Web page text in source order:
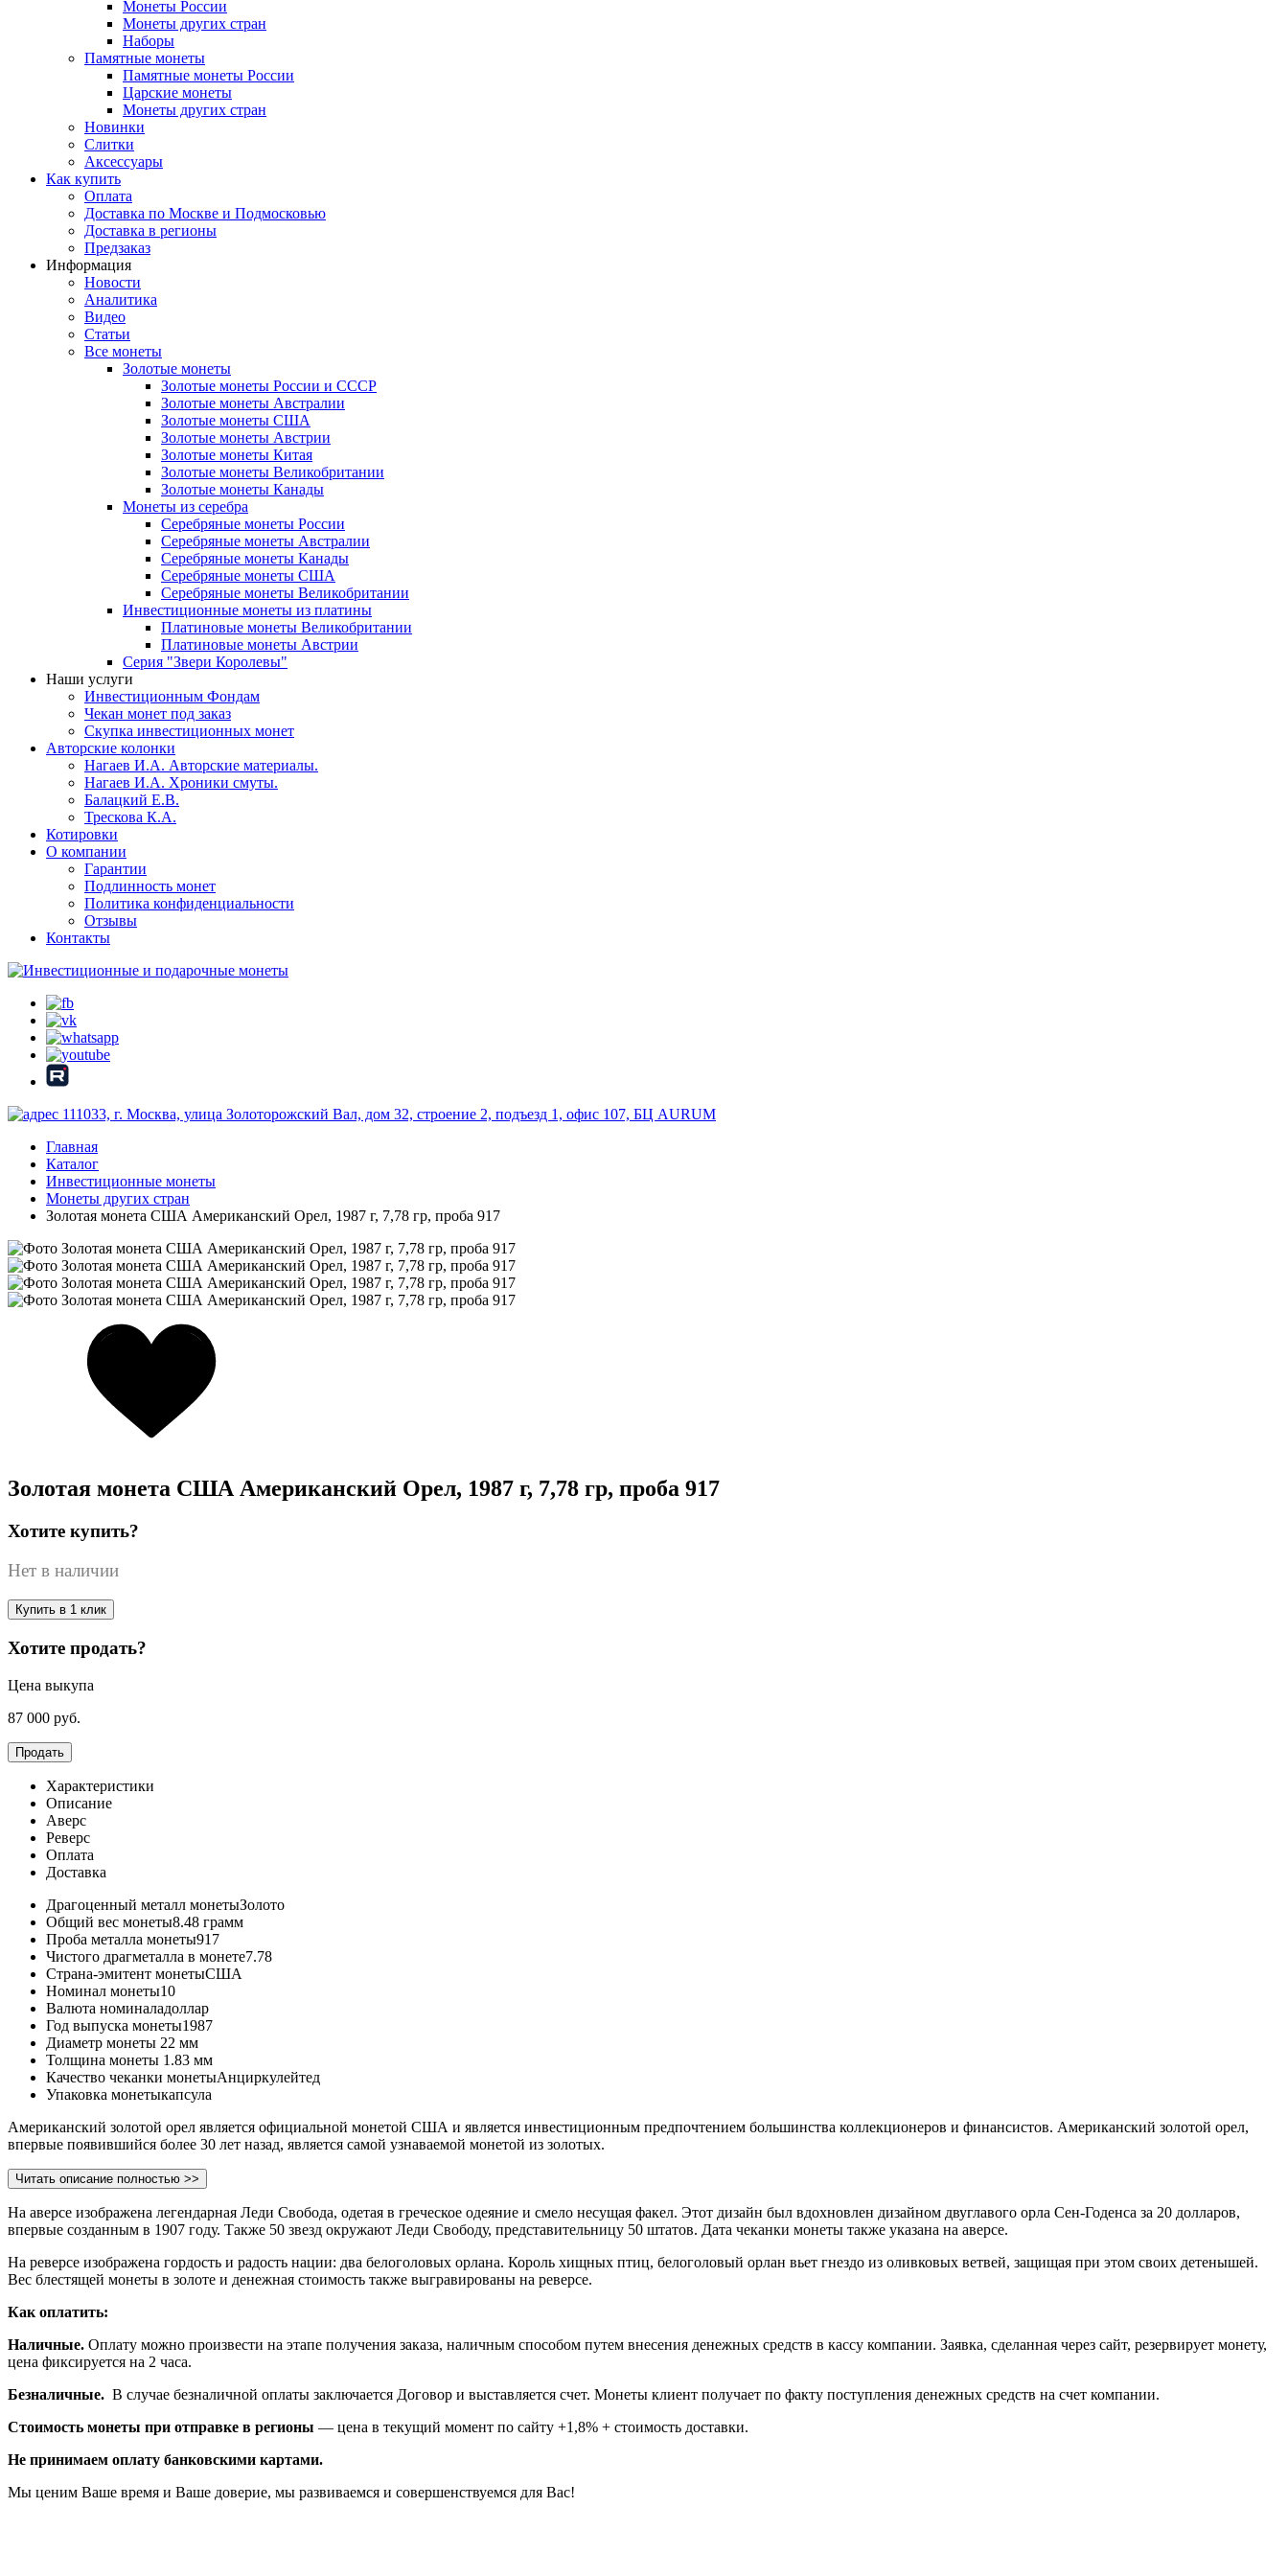
Монеты России
Монеты других стран
Наборы
Памятные монеты
Памятные монеты России
Царские монеты
Монеты других стран
Новинки
Слитки
Аксессуары
Как купить
Оплата
Доставка по Москве и Подмосковью
Доставка в регионы
Предзаказ
Информация
Новости
Аналитика
Видео
Статьи
Все монеты
Золотые монеты
Золотые монеты России и СССР
Золотые монеты Австралии
Золотые монеты США
Золотые монеты Австрии
Золотые монеты Китая
Золотые монеты Великобритании
Золотые монеты Канады
Монеты из серебра
Серебряные монеты России
Серебряные монеты Австралии
Серебряные монеты Канады
Серебряные монеты США
Серебряные монеты Великобритании
Инвестиционные монеты из платины
Платиновые монеты Великобритании
Платиновые монеты Австрии
Серия "Звери Королевы"
Наши услуги
Инвестиционным Фондам
Чекан монет под заказ
Скупка инвестиционных монет
Авторские колонки
Нагаев И.А. Авторские материалы.
Нагаев И.А. Хроники смуты.
Балацкий Е.В.
Трескова К.А.
Котировки
О компании
Гарантии
Подлинность монет
Политика конфиденциальности
Отзывы
Контакты
111033, г. Москва, улица Золоторожский Вал, дом 32, строение 2, подъезд 1, офис 107, БЦ AURUM
Главная
Каталог
Инвестиционные монеты
Монеты других стран
Золотая монета США Американский Орел, 1987 г, 7,78 гр, проба 917
Золотая монета США Американский Орел, 1987 г, 7,78 гр, проба 917
Хотите купить?
Нет в наличии
Купить в 1 клик
Хотите продать?
Цена выкупа
87 000 руб.
Продать
Характеристики
Описание
Аверс
Реверс
Оплата
Доставка
Драгоценный металл монетыЗолото
Общий вес монеты8.48 грамм
Проба металла монеты917
Чистого драгметалла в монете7.78
Страна-эмитент монетыСША
Номинал монеты10
Валюта номиналадоллар
Год выпуска монеты1987
Диаметр монеты 22 мм
Толщина монеты 1.83 мм
Качество чеканки монетыАнциркулейтед
Упаковка монетыкапсула
Американский золотой орел является официальной монетой США и является инвестиционным предпочтением большинства коллекционеров и финансистов. Американский золотой орел,
впервые появившийся более 30 лет назад, является самой узнаваемой монетой из золотых.
Читать описание полностью >>
На аверсе изображена легендарная Леди Свобода, одетая в греческое одеяние и смело несущая факел. Этот дизайн был вдохновлен дизайном двуглавого орла Сен-Годенса за 20 долларов,
впервые созданным в 1907 году. Также 50 звезд окружают Леди Свободу, представительницу 50 штатов. Дата чеканки монеты также указана на аверсе.
На реверсе изображена гордость и радость нации: два белоголовых орлана. Король хищных птиц, белоголовый орлан вьет гнездо из оливковых ветвей, защищая при этом своих детенышей.
Вес блестящей монеты в золоте и денежная стоимость также выгравированы на реверсе.
Как оплатить:
Наличные. Оплату можно произвести на этапе получения заказа, наличным способом путем внесения денежных средств в кассу компании. Заявка, сделанная через сайт, резервирует монету,
цена фиксируется на 2 часа.
Безналичные. В случае безналичной оплаты заключается Договор и выставляется счет. Монеты клиент получает по факту поступления денежных средств на счет компании.
Стоимость монеты при отправке в регионы — цена в текущий момент по сайту +1,8% + стоимость доставки.
Не принимаем оплату банковскими картами.
Мы ценим Ваше время и Ваше доверие, мы развиваемся и совершенствуемся для Вас!